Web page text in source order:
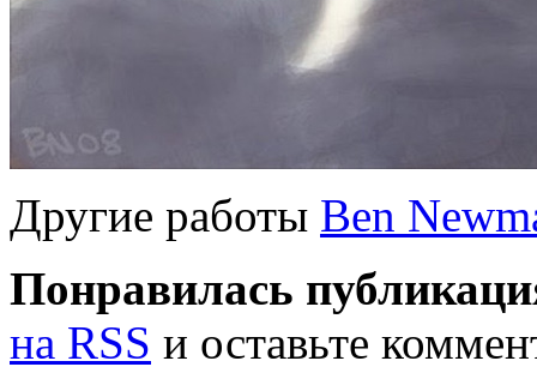
Другие работы Ben
Понравилась
на RSS и оставьте